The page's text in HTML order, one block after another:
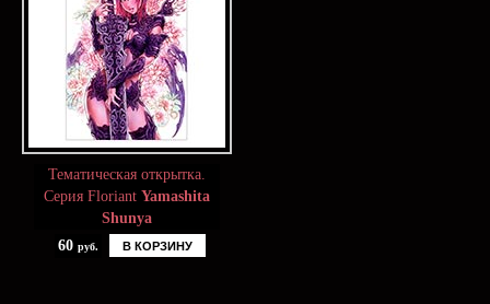
Тематическая открытка.
Серия Floriant Yamashita
Shunya
60 руб. В КОРЗИНУ